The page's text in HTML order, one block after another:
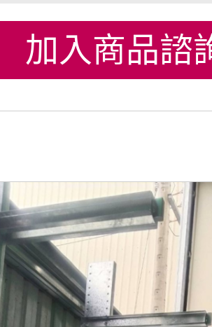
加入商品諮